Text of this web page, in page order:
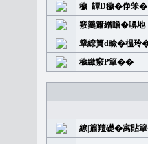
穢_罈D穢�鿇笨�
竅羹簫繒瞻�嚊地
簞繚簣d瞼�榅玲
穢繳竅P簞��
繚|簫羶礎�㝢貼